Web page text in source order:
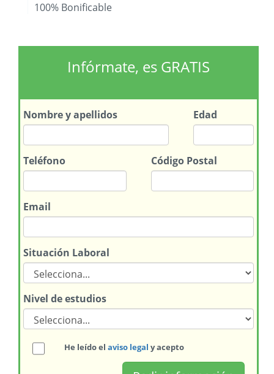
100% Bonificable
Infórmate, es GRATIS
Nombrey apellidos Edad
Teléfono Código Postal
Email
Situación Laboral
Nivel de estudios
He leído el aviso legal y acepto